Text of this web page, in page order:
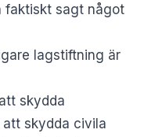
faktiskt sagt något
lagstiftning är
skydda
skydda civila